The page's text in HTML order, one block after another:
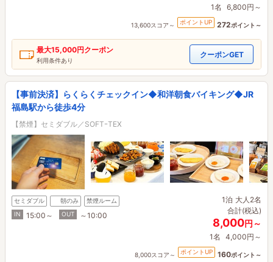
1名 6,800円～
13,600スコア～ ポイントUP 272ポイント～
最大15,000円クーポン
利用条件あり
クーポンGET
【事前決済】らくらくチェックイン◆和洋朝食バイキング◆JR
福島駅から徒歩4分
【禁煙】セミダブル／SOFTｰTEX
セミダブル 朝のみ
禁煙ルーム
IN
15:00～ OUT ～10:00
1泊 大人2名
合計(税込)
8,000円～
1名 4,000円～
8,000スコア～ ポイントUP 160ポイント～